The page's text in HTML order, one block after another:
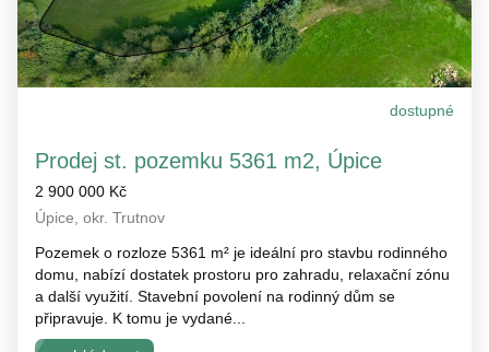
dostupné
Prodej st. pozemku 5361 m2, Úpice
2 900 000 Kč
Úpice, okr. Trutnov
Pozemek o rozloze 5361 m² je ideální pro stavbu rodinného
domu, nabízí dostatek prostoru pro zahradu, relaxační zónu
a další využití. Stavební povolení na rodinný dům se
připravuje. K tomu je vydané...